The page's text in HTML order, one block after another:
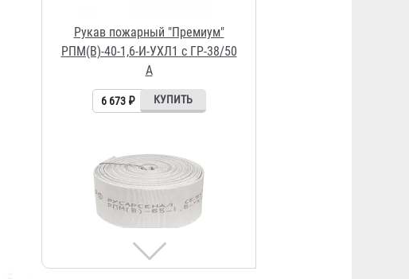
Рукав пожарный "Селект"
РПМ(В)-65-1,6-УХЛ1
3 620 ₽